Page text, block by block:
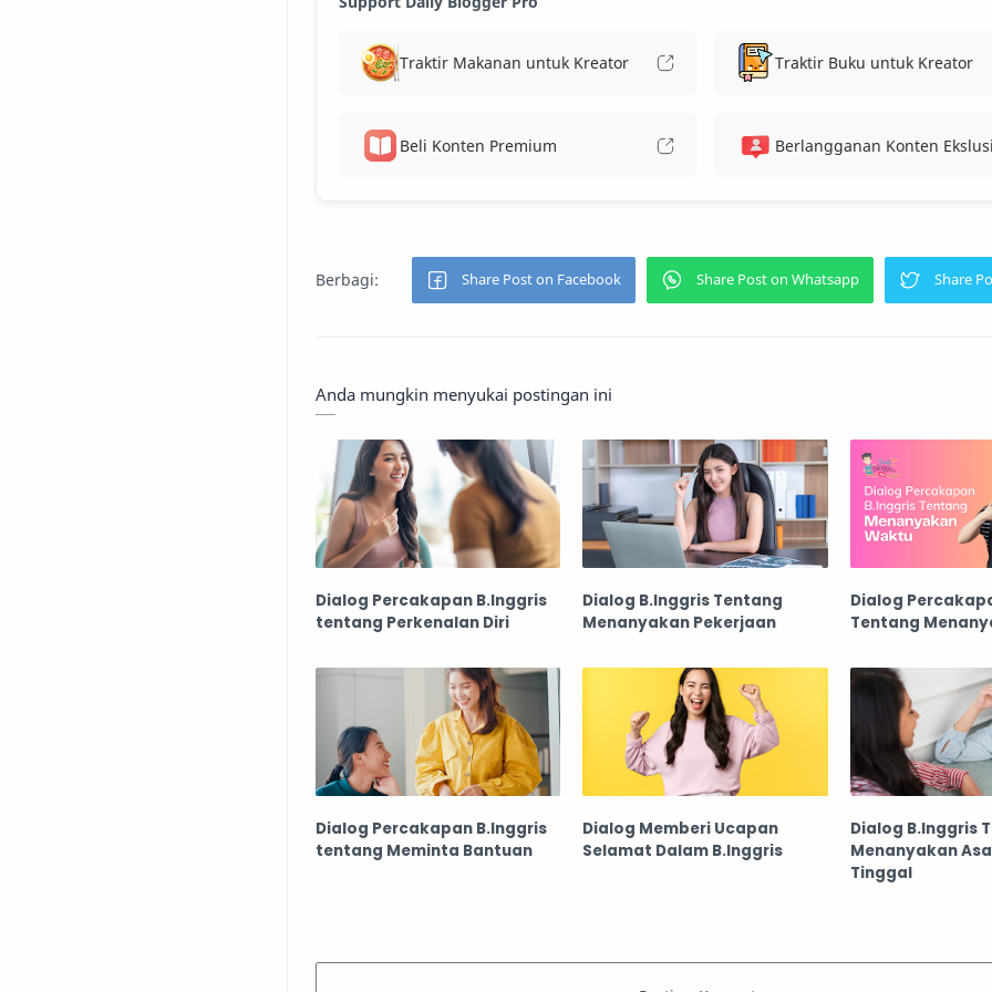
Traktir Makanan untuk Kreator Traktir Buku untuk Kreator
Beli Konten Premium Berlangganan Konten
Anda mungkin menyukai postingan ini
Dialog Percakapan B.Inggris
tentang Perkenalan Diri
Dialog B.Inggris Tentang
Menanyakan Pekerjaan
Dialog
Tentang
Dialog Percakapan B.Inggris
tentang Meminta Bantuan
Dialog Memberi Ucapan
Selamat Dalam B.Inggris
Dialog B.Inggris
Menanyakan
Tinggal